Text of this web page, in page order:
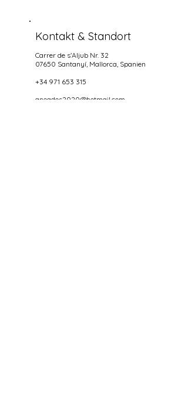
Kontakt & Standort
Carrer de s'Aljub Nr. 32
07650 Santanyí , Mallorca, Spanien
+34 971 653 315
anoados2020@hotmail.com